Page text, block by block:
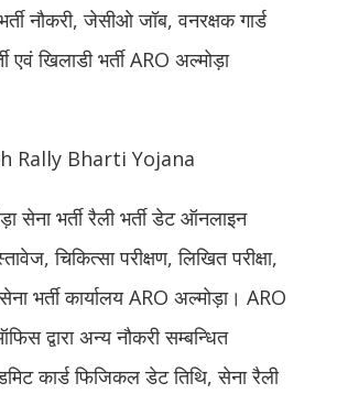
भर्ती नौकरी, जेसीओ जॉब, वनरक्षक गार्ड
एवं खिलाडी भर्ती ARO अल्मोड़ा
Rally Bharti Yojana
सेना भर्ती रैली भर्ती डेट ऑनलाइन
चिकित्सा परीक्षण, लिखित परीक्षा,
भर्ती कार्यालय ARO अल्मोड़ा। ARO
द्वारा अन्य नौकरी सम्बन्धित
कार्ड फिजिकल डेट तिथि, सेना रैली